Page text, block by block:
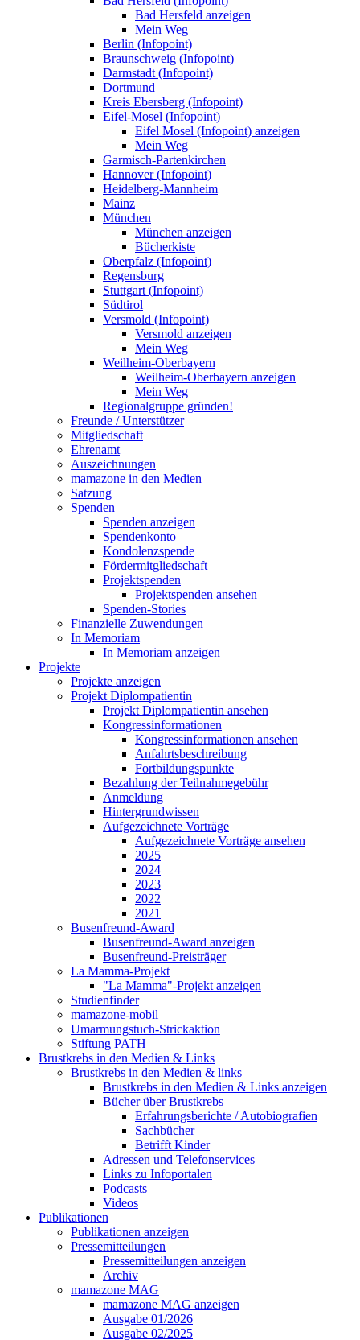
Bad Hersfeld anzeigen
Mein Weg
Berlin (Infopoint)
Braunschweig (Infopoint)
Darmstadt (Infopoint)
Dortmund
Kreis Ebersberg (Infopoint)
Eifel-Mosel (Infopoint)
Eifel Mosel (Infopoint) anzeigen
Mein Weg
Garmisch-Partenkirchen
Hannover (Infopoint)
Heidelberg-Mannheim
Mainz
München
München anzeigen
Bücherkiste
Oberpfalz (Infopoint)
Regensburg
Stuttgart (Infopoint)
Südtirol
Versmold (Infopoint)
Versmold anzeigen
Mein Weg
Weilheim-Oberbayern
Weilheim-Oberbayern anzeigen
Mein Weg
Regionalgruppe gründen!
Freunde / Unterstützer
Mitgliedschaft
Ehrenamt
Auszeichnungen
mamazone in den Medien
Satzung
Spenden
Spenden anzeigen
Spendenkonto
Kondolenzspende
Fördermitgliedschaft
Projektspenden
Projektspenden ansehen
Spenden-Stories
Finanzielle Zuwendungen
In Memoriam
In Memoriam anzeigen
Projekte
Projekte anzeigen
Projekt Diplompatientin
Projekt Diplompatientin ansehen
Kongressinformationen
Kongressinformationen ansehen
Anfahrtsbeschreibung
Fortbildungspunkte
Bezahlung der Teilnahmegebühr
Anmeldung
Hintergrundwissen
Aufgezeichnete Vorträge
Aufgezeichnete Vorträge ansehen
2025
2024
2023
2022
2021
Busenfreund-Award
Busenfreund-Award anzeigen
Busenfreund-Preisträger
La Mamma-Projekt
"La Mamma"-Projekt anzeigen
Studienfinder
mamazone-mobil
Umarmungstuch-Strickaktion
Stiftung PATH
Brustkrebs in den Medien & Links
Brustkrebs in den Medien & links
Brustkrebs in den Medien & Links anzeigen
Bücher über Brustkrebs
Erfahrungsberichte / Autobiografien
Sachbücher
Betrifft Kinder
Adressen und Telefonservices
Links zu Infoportalen
Podcasts
Videos
Publikationen
Publikationen anzeigen
Pressemitteilungen
Pressemitteilungen anzeigen
Archiv
mamazone MAG
mamazone MAG anzeigen
Ausgabe 01/2026
Ausgabe 02/2025